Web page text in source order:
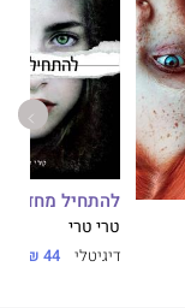
להתחיל מחדש
טרי טרי
דיגיטלי 44 ₪